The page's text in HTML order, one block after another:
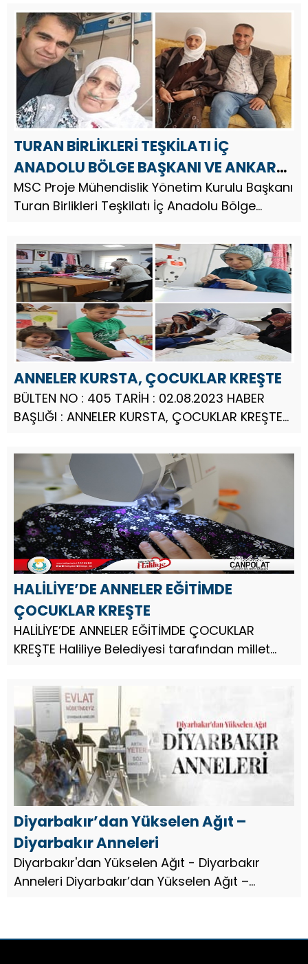
TURAN BİRLİKLERİ TEŞKİLATI İÇ
ANADOLU BÖLGE BAŞKANI VE ANKARA
İL BAŞKANI MEHMET SALİH CAN`DAN
ANNELER GÜNÜ MESAJI
MSC Proje Mühendislik Yönetim Kurulu Başkanı
Turan Birlikleri Teşkilatı İç Anadolu Bölge
Adamı Mehmet Salih Can, Anneler Günü
dolayısıyla bir mesaj yayımladı....
ANNELER KURSTA, ÇOCUKLAR KREŞTE
BÜLTEN NO : 405 TARİH : 02.08.2023 HABER
BAŞLIĞI : ANNELER KURSTA, ÇOCUKLAR KREŞTE
kent genelinde hizmet verilen Kadın Destek
Merkezlerindeki kursiyer kadınl...
HALİLİYE’DE ANNELER EĞİTİMDE
ÇOCUKLAR KREŞTE
HALİLİYE’DE ANNELER EĞİTİMDE ÇOCUKLAR
KREŞTE Haliliye Belediyesi tarafından millet
meslek sahibi olurken, çocukları da merkezde
bulunan kreşte eğitimler alı...
Diyarbakır’dan Yükselen Ağıt –
Diyarbakır Anneleri
Diyarbakır'dan Yükselen Ağıt - Diyarbakır
Anneleri Diyarbakır’dan Yükselen Ağıt –
dönmesi ümidi ile başlatt...